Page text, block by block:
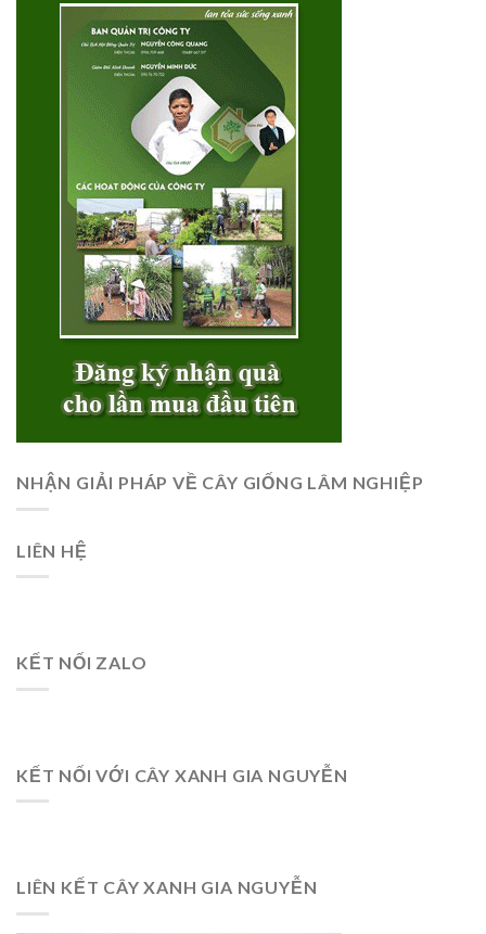
NHẬN GIẢI PHÁP VỀ CÂY GIỐNG LÂM NGHIỆP
LIÊN HỆ
KẾT NỐI ZALO
KẾT NỐI VỚI CÂY XANH GIA NGUYỄN
LIÊN KẾT CÂY XANH GIA NGUYỄN